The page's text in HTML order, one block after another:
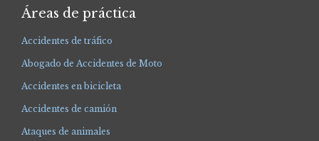
Áreas de práctica
Accidentes de tráfico
Abogado de Accidentes de Moto
Accidentes en bicicleta
Accidentes de camión
Ataques de animales